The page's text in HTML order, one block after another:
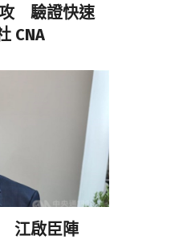
攻 驗證快速
CNA
江啟臣陣